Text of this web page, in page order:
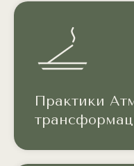
Практики